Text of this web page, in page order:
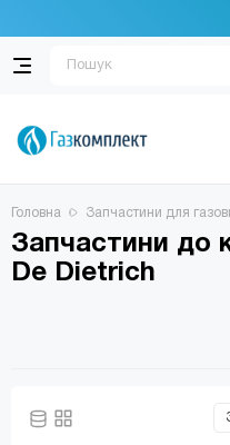
Головна Запчастини для
Запчастини до
De Dietrich